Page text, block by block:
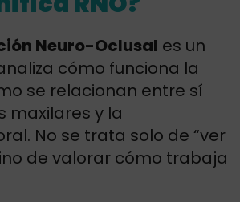
Neuro-Oclusal es un
cómo funciona la
se relacionan entre sí
maxilares y la
No se trata solo de “ver
de valorar cómo trabaja